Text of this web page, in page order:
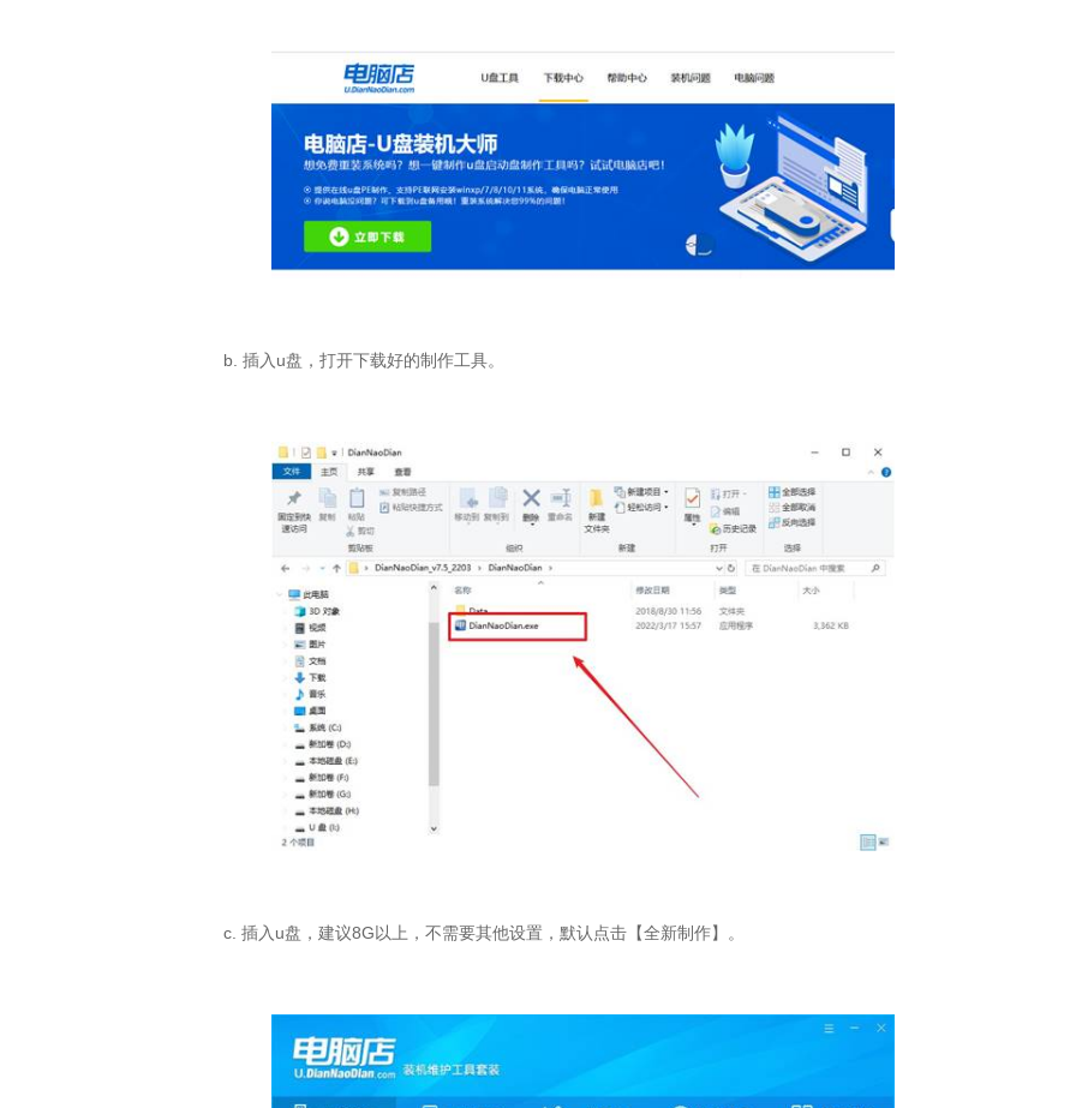
b. 插入 u盘，打开下载好的制作工具。
c. 插入 u盘，建议8G以上，不需要其他设置，默认点击【全新制作】。